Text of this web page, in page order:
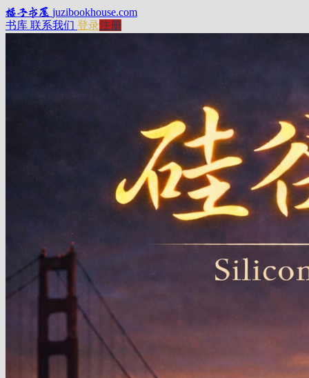
橘子书屋 juzibookhouse.com
书库 联系我们 登录注册